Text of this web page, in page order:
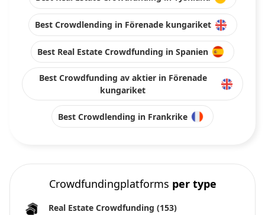
Best Crowdlending in Förenade kungariket
Best Real Estate Crowdfunding in Spanien
Best Crowdfunding av aktier in Förenade
kungariket
Best Crowdlending in Frankrike
Crowdfundingplatforms per type
Real Estate Crowdfunding (153)